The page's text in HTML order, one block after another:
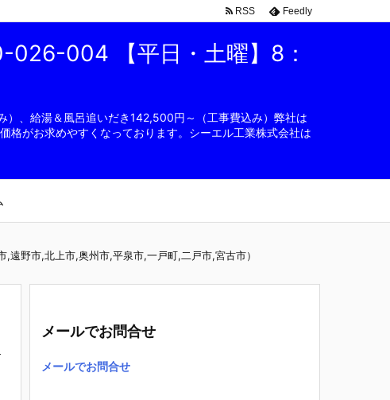
004 【平日・土曜】8：
）、給湯＆風呂追いだき142,500円～（工事費込み）弊社は
格がお求めやすくなっております。シーエル工業株式会社は
RSS Feedly
野市,北上市,奥州市,平泉市,一戸町,二戸市,宮古市）
メールでお問合せ
メールでお問合せ